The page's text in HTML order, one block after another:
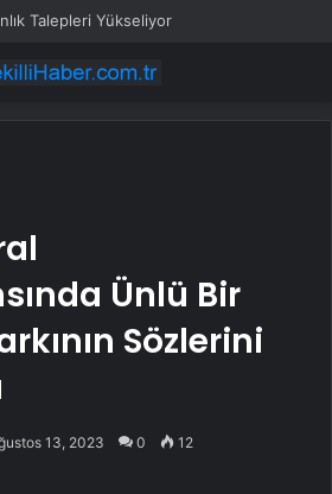
Talepleri Yükseliyor
Ünlü Bir
Sözlerini
13, 2023 0 12